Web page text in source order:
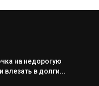
на недорогую
влезать в долги...